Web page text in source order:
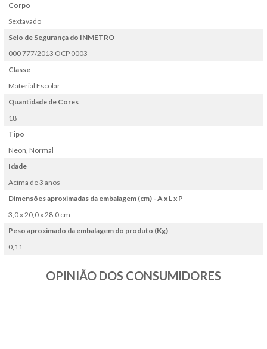
Corpo
Sextavado
Selo de Segurança do INMETRO
000 777/2013 OCP 0003
Classe
Material Escolar
Quantidade de Cores
18
Tipo
Neon, Normal
Idade
Acima de 3 anos
Dimensões aproximadas da embalagem (cm) - A x L x P
3,0 x 20,0 x 28,0 cm
Peso aproximado da embalagem do produto (Kg)
0,11
OPINIÃO DOS CONSUMIDORES